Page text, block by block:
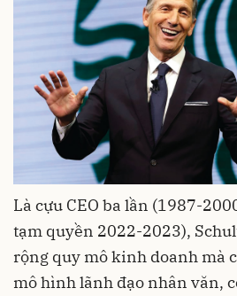
Là cựu CEO ba lần (1987-
tạm quyền 2022-2023),
rộng quy mô kinh doanh mà
mô hình lãnh đạo nhân văn,